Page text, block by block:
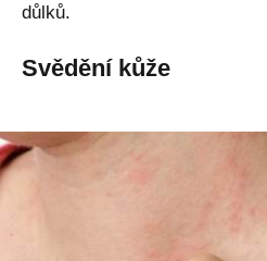
důlků.
Svědění kůže